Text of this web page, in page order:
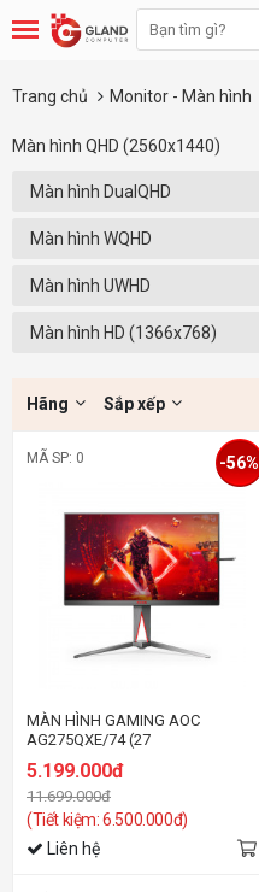
Trang chủ Monitor - Màn hình
Màn hình QHD (2560x1440)
Màn hình DualQHD
(5120x1440)
Màn hình WQHD
(3440x1440)
Màn hình UWHD
(2560X1080)
Màn hình HD (1366x768)
Hãng Sắp xếp
MÃ SP: 0
MÀN HÌNH GAMING AOC
AG275QXE/74 (27
5.199.000đ
11.699.000đ
(Tiết kiệm: 6.500.000đ)
-56%
Liên hệ